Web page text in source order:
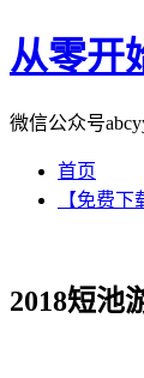
从零开
微信公众号
首页
【免费
2018短池